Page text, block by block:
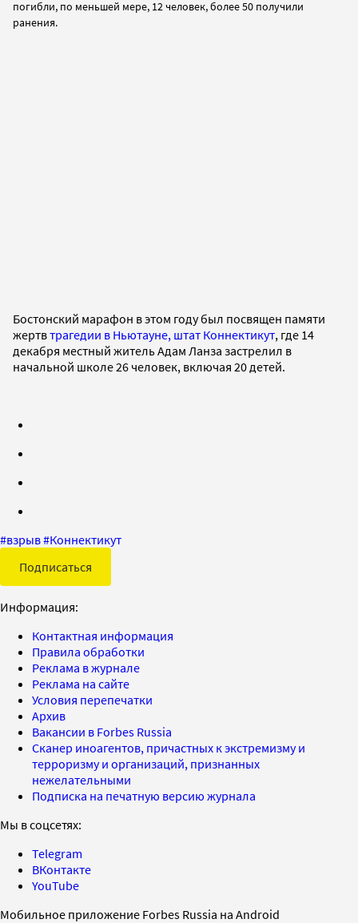
погибли, по меньшей мере, 12 человек, более 50 получили
ранения.
Бостонский марафон в этом году был посвящен памяти
жертвтрагедии в Ньютауне, штат Коннектикут, где 14
декабря местный житель Адам Ланза застрелил в
начальной школе 26 человек, включая 20 детей.
#взрыв#Коннектикут
Подписаться
Информация:
Контактная информация
Правила обработки
Реклама в журнале
Реклама на сайте
Условия перепечатки
Архив
Вакансии в Forbes Russia
Сканер иноагентов, причастных к экстремизму и
терроризму и организаций, признанных
нежелательными
Подписка на печатную версию журнала
Мы в соцсетях:
Telegram
ВКонтакте
YouTube
Мобильное приложение Forbes Russia на Android